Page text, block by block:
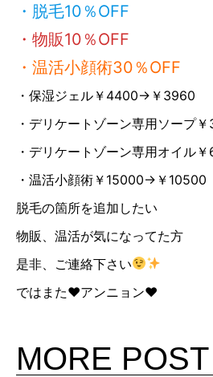
・脱毛10％OFF
・物販10％OFF
・温活小顔術30％
・保湿ジェル￥4400→￥3960
・デリケートゾーン専用ソープ
・デリケートゾーン専用オイル
・温活小顔術￥15000→￥10500
脱毛の箇所を追加したい
物販、温活が気になってた方
是非、ご連絡下さい
ではまた♥アンニョン♥
MORE POST